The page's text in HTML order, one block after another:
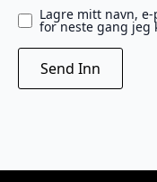
Lagre mitt navn,
for neste gang jeg